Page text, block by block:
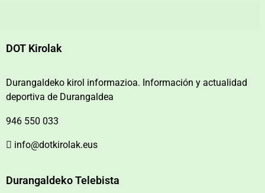
DOT Kirolak
Durangaldeko kirol informazioa. Información y actualidad
deportiva de Durangaldea
946 550 033
info@dotkirolak.eus
Durangaldeko Telebista